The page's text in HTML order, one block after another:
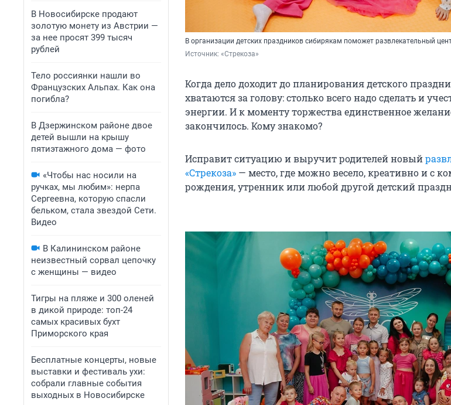
В Новосибирске продают
золотую монету из Австрии —
за нее просят 399 тысяч
рублей
Тело россиянки нашли во
Французских Альпах. Как она
погибла?
В Дзержинском районе двое
детей вышли на крышу
пятиэтажного дома — фото
«Чтобы нас носили на
ручках, мы любим»: нерпа
Сергеевна, которую спасли
бельком, стала звездой Сети.
Видео
В Калининском районе
неизвестный сорвал цепочку
с женщины — видео
Тигры на пляже и 300 оленей
в дикой природе: топ-24
самых красивых бухт
Приморского края
Бесплатные концерты, новые
выставки и фестиваль ухи:
собрали главные события
выходных в Новосибирске
В организации детских праздников сибирякам поможет развлекательный
Источник: «Стрекоза»
Когда дело доходит до планирования детского
хватаются за голову: столько всего надо сделать и
энергии. И к моменту торжества единственное
закончилось. Кому знакомо?
Исправит ситуацию и выручит родителей новый
«Стрекоза» — место, где можно весело, креативно и с
рождения, утренник или любой другой детский